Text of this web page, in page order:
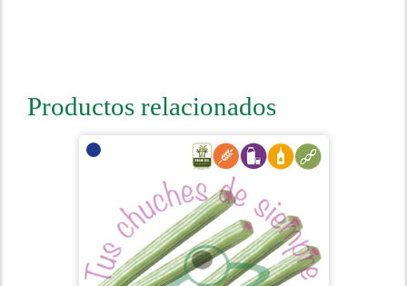
Productos relacionados